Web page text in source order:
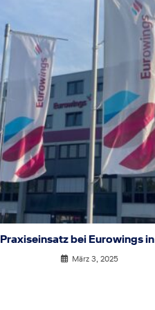
Praxiseinsatz bei Eurowings
März 3, 2025